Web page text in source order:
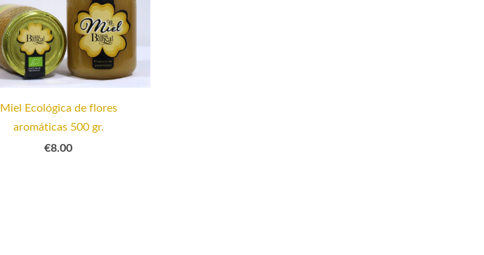
Miel Ecológica de flores
aromáticas 500 gr.
€8.00